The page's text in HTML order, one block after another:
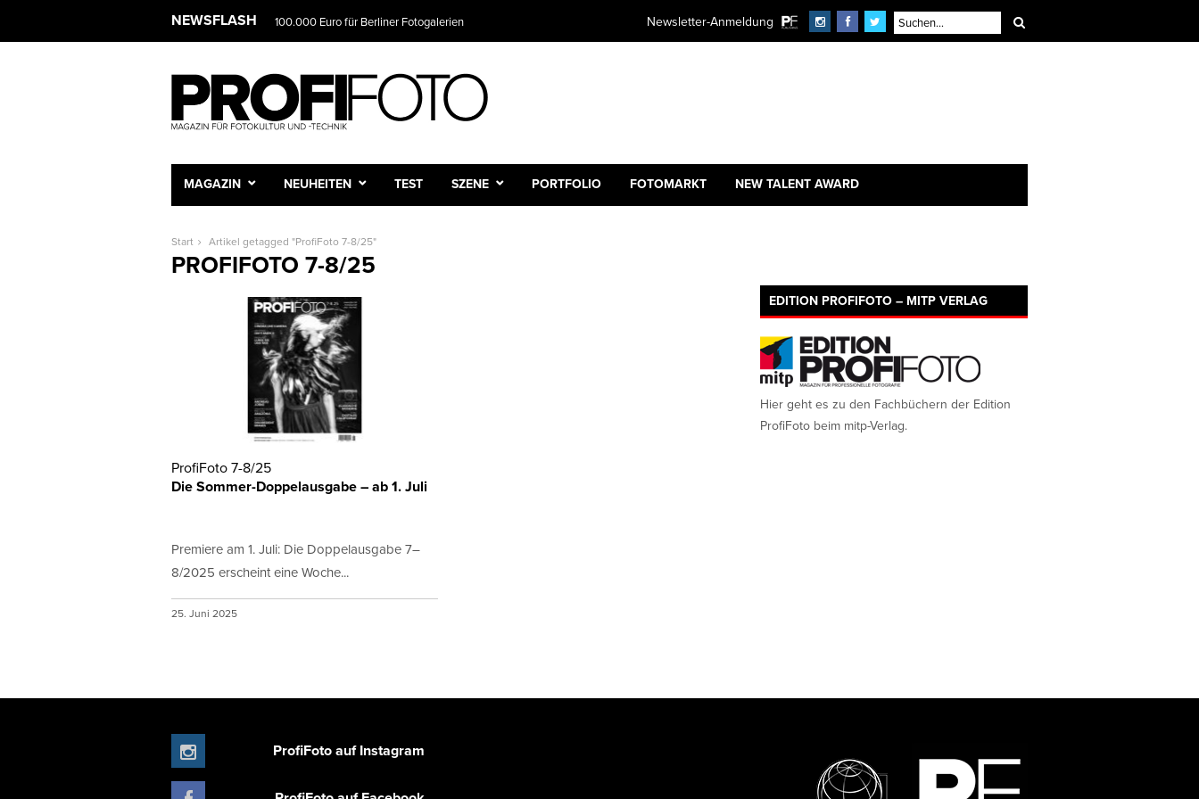
NEWSFLASH 100.000 Euro für Berliner Fotogalerien Newsletter-Anmeldung
MAGAZIN NEUHEITEN TEST SZENE PORTFOLIO FOTOMARKT NEW TALENT AWARD
Start Artikel getagged "ProfiFoto 7-8/25"
PROFIFOTO 7-8/25
ProfiFoto 7-8/25
Die Sommer-Doppelausgabe – ab 1. Juli
Premiere am 1. Juli: Die Doppelausgabe 7–
8/2025 erscheint eine Woche...
25. Juni 2025
EDITION PROFIFOTO – MITP VERLAG
Hier geht es zu den Fachbüchern der Edition
ProfiFoto beim mitp-Verlag.
ProfiFoto auf Instagram